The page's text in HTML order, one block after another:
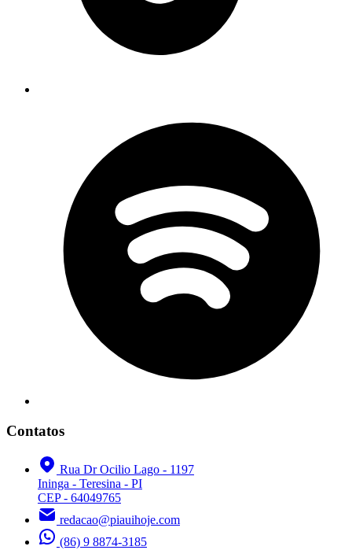
Contatos
Rua Dr Ocilio Lago - 1197
Ininga - Teresina - PI
CEP - 64049765
redacao@piauihoje.com
(86) 9 8874-3185